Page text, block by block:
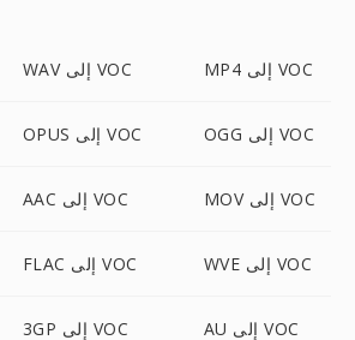
WAV إلى VOC MP4 إلى VOC
OPUS إلى VOC OGG إلى VOC
AAC إلى VOC MOV إلى VOC
FLAC إلى VOC WVE إلى VOC
3GP إلى VOC AU إلى VOC